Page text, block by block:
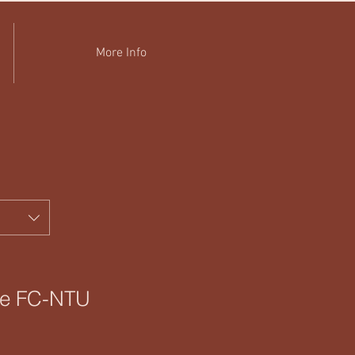
More Info
FC-NTU